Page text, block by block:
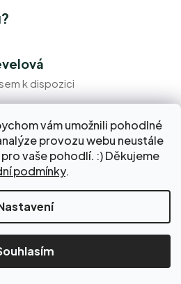
vám umožnili pohodlné
provozu webu neustále
vaše pohodlí. :) Děkujeme
podmínky.
do Balíkovny zaplatíme
k dispozici
9:00 až 17:00
se vždy odpovědět do 24
Shoptet Premium
. Všechna
Upravit nastavení cookies